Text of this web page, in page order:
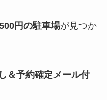
円の駐車場が見つか
＆予約確定メール付